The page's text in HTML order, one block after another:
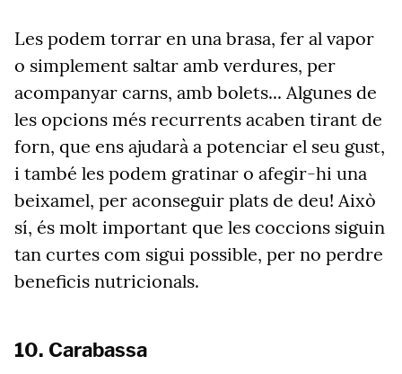
Les podem torrar en una brasa, fer al vapor
o simplement saltar amb verdures, per
acompanyar carns, amb bolets... Algunes de
les opcions més recurrents acaben tirant de
forn, que ens ajudarà a potenciar el seu gust,
i també les podem gratinar o afegir-hi una
beixamel, per aconseguir plats de deu! Això
sí, és molt important que les coccions siguin
tan curtes com sigui possible, per no perdre
beneficis nutricionals.
10. Carabassa